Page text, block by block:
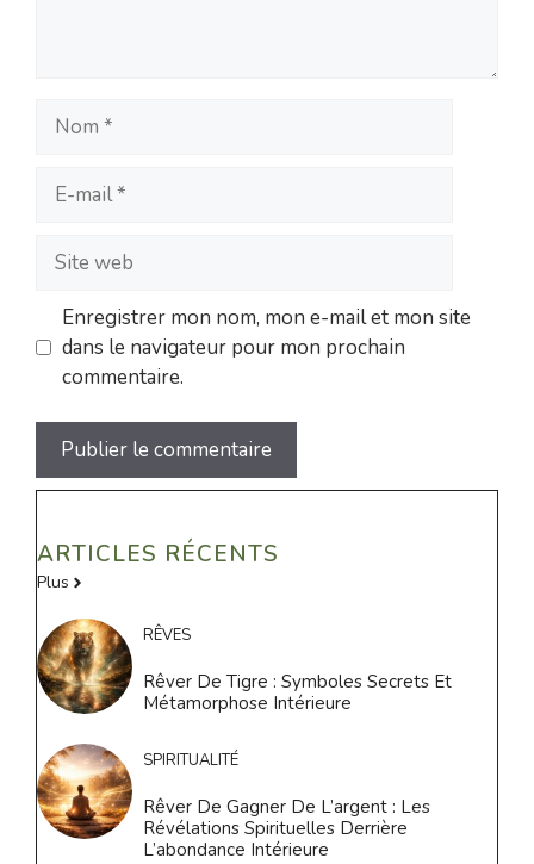
Nom
mail
Site
web
Enregistrer mon nom, mon e-mail et mon site
dans le navigateur pour mon prochain
commentaire.
ARTICLES RÉCENTS
Plus
RÊVES
Rêver De Tigre : Symboles Secrets Et
Métamorphose Intérieure
SPIRITUALITÉ
Rêver De Gagner De L’argent : Les
Révélations Spirituelles Derrière
L’abondance Intérieure